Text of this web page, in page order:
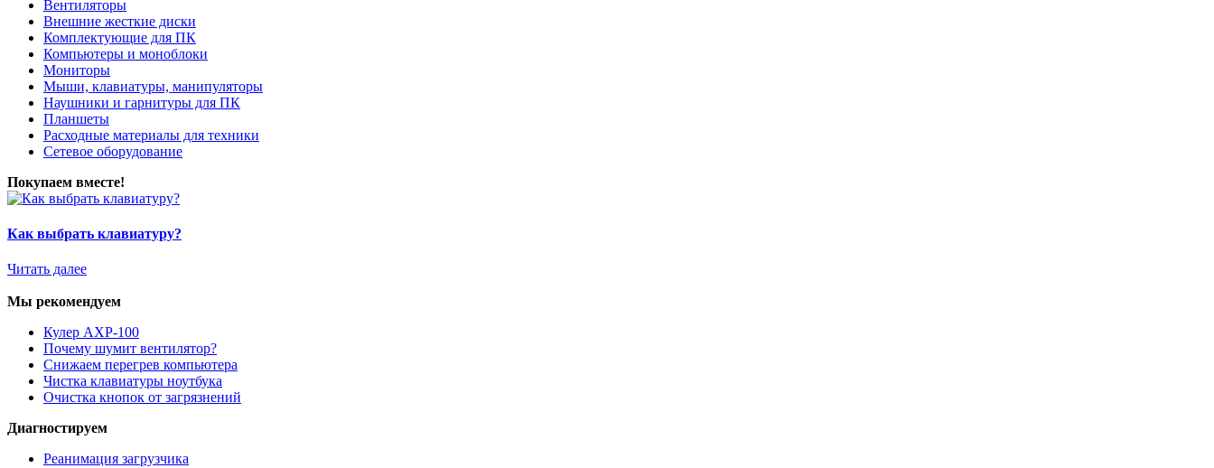
Вентиляторы
Внешние жесткие диски
Комплектующие для ПК
Компьютеры и моноблоки
Мониторы
Мыши, клавиатуры, манипуляторы
Наушники и гарнитуры для ПК
Планшеты
Расходные материалы для техники
Сетевое оборудование
Покупаем вместе!
Как выбрать клавиатуру?
Читать далее
Мы рекомендуем
Кулер AXP-100
Почему шумит вентилятор?
Снижаем перегрев компьютера
Чистка клавиатуры ноутбука
Очистка кнопок от загрязнений
Диагностируем
Реанимация загрузчика